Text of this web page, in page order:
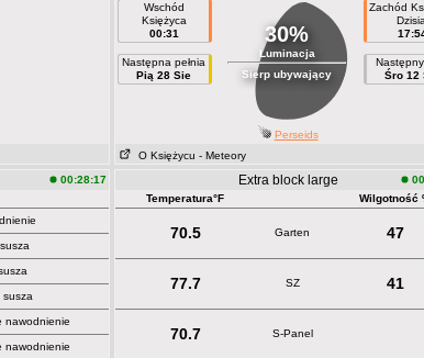
Wschód
Księżyca
00:31
Następna pełnia
Pią 28 Sie
30%
Luminacja
Sierp ubywający
Zachód
Śro 12
Perseids
O Księżycu - Meteory
00:28:17
susza
nawodnienie
nawodnienie
Extra block large
Temperatura°F
Wilgotność
70.5 Garten 47
77.7 SZ 41
70.7 S-Panel